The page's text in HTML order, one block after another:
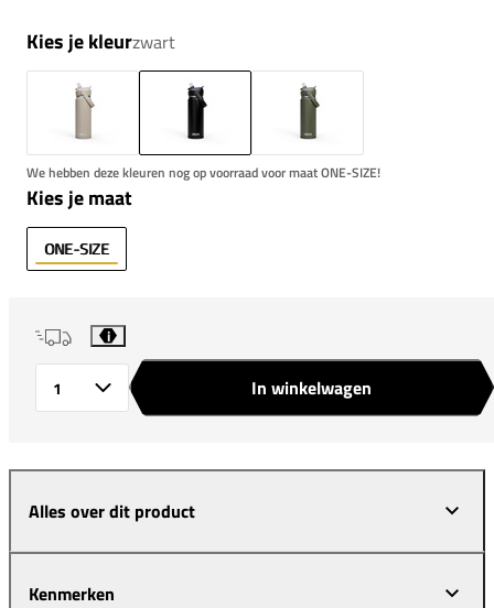
Kies je kleurzwart
We hebben deze kleuren nog op voorraad voor maat ONE-SIZE!
Kies je maat
ONE-SIZE
i
In winkelwagen
Alles over dit product
Kenmerken